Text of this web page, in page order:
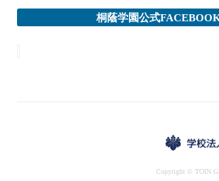
桐蔭学園公式
Copyright © TOIN